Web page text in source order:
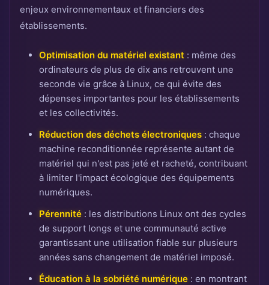
enjeux environnementaux et financiers des
établissements.
Optimisation du matériel existant : même des
ordinateurs de plus de dix ans retrouvent une
seconde vie grâce à Linux, ce qui évite des
dépenses importantes pour les établissements
et les collectivités.
Réduction des déchets électroniques : chaque
machine reconditionnée représente autant de
matériel qui n'est pas jeté et racheté, contribuant
à limiter l'impact écologique des équipements
numériques.
Pérennité : les distributions Linux ont des cycles
de support longs et une communauté active
garantissant une utilisation fiable sur plusieurs
années sans changement de matériel imposé.
Éducation à la sobriété numérique : en montrant